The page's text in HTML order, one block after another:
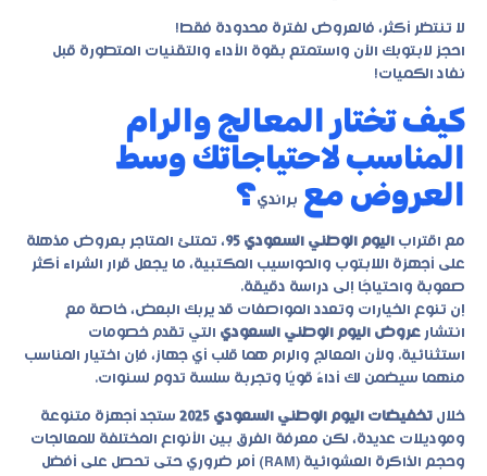
لا تنتظر أكثر، فالعروض لفترة محدودة فقط!
احجز لابتوبك الآن واستمتع بقوة الأداء والتقنيات المتطورة قبل
نفاد الكميات!
كيف تختار المعالج والرام
المناسب لاحتياجاتك وسط
العروض مع براندي؟
مع اقتراب اليوم الوطني السعودي 95
، تمتلئ المتاجر بعروض مذهلة
على أجهزة اللابتوب والحواسيب المكتبية، ما يجعل قرار الشراء أكثر
صعوبة واحتياجًا إلى دراسة دقيقة.
إن تنوع الخيارات وتعدد المواصفات قد يربك البعض، خاصة مع
انتشار عروض اليوم الوطني السعودي التي تقدم خصومات
استثنائية. ولأن المعالج والرام هما قلب أي جهاز، فإن اختيار المناسب
منهما سيضمن لك أداءً قويًا وتجربة سلسة تدوم لسنوات.
خلال تخفيضات اليوم الوطني السعودي 2025
ستجد أجهزة متنوعة
وموديلات عديدة، لكن معرفة الفرق بين الأنواع المختلفة للمعالجات
وحجم الذاكرة العشوائية (RAM) أمر ضروري حتى تحصل على أفضل